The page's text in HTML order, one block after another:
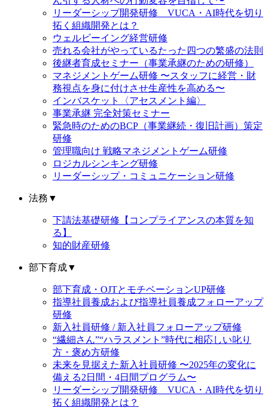
リーダーシップ開発研修 VUCA・AI時代を切り
拓く組織開発とは？
ウェルビーイング経営研修
売れる会社がやっているたった四つの繁盛の法則
後継者育成セミナー（事業承継のための研修）
マネジメントゲーム研修 〜スタッフに経営・財
務視点を身に付けさせ生産性を高める〜
インバスケット〈アセスメント編〉
事業承継 完全対策セミナー
緊急時のためのBCP（事業継続・復旧計画）策定
研修
管理職向け 戦略マネジメントゲーム研修
ロジカルシンキング研修
リーダーシップ・コミュニケーション研修
法務 ▼
下請法基礎研修【コンプライアンスの本質を知
る】
知的財産研修
部下育成▼
部下育成・OJTとモチベーションUP研修
指導社員養成および指導社員養成フォローアップ
研修
新入社員研修 / 新入社員フォローアップ研修
“繊細さん”“ハラスメント”時代に相応しい叱り
方・褒め方研修
未来を見据えた新入社員研修 〜2025年の変化に
備える2日間・4日間プログラム〜
リーダーシップ開発研修 VUCA・AI時代を切り
拓く組織開発とは？